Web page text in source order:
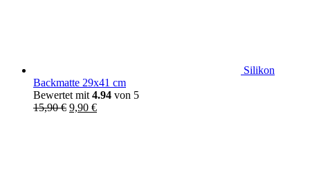
Silikon
Backmatte 29x41 cm
Bewertet mit 4.94 von 5
15,90€ Ursprünglicher
9,90 €Aktueller